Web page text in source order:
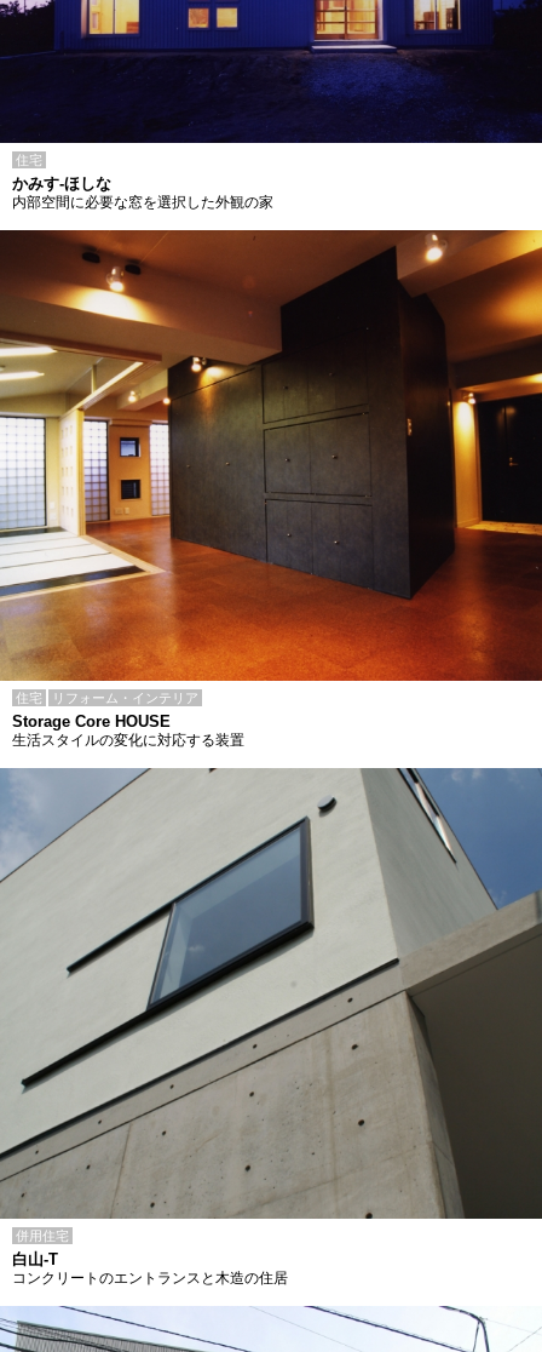
住宅
かみす-ほしな
内部空間に必要な窓を選択した外観の家
住宅 リフォーム・インテリア
Storage Core HOUSE
生活スタイルの変化に対応する装置
併用住宅
白山-T
コンクリートのエントランスと木造の住居